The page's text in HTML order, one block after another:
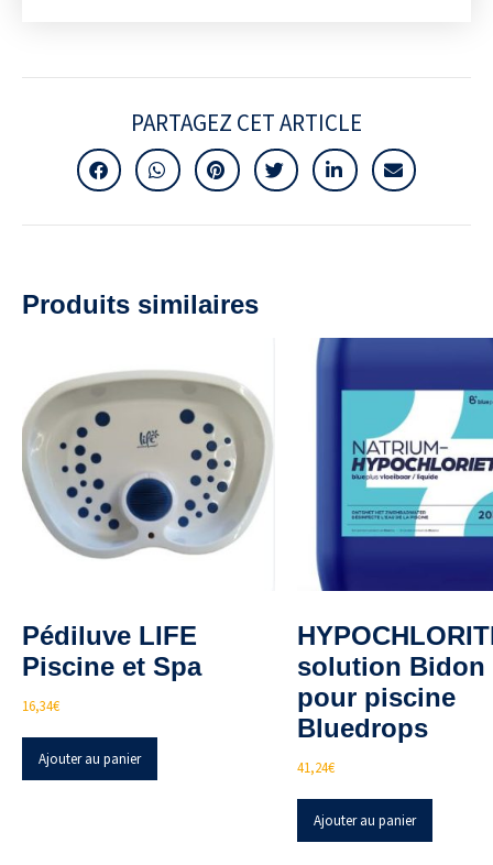
PARTAGEZ CET ARTICLE
Produits similaires
Pédiluve LIFE
Piscine et Spa
16,34€
Ajouter au panier
solution Bidon
pour piscine
Bluedrops
41,24€
Ajouter au panier